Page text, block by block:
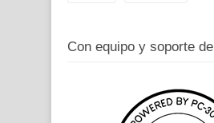
Con equipo y soporte de